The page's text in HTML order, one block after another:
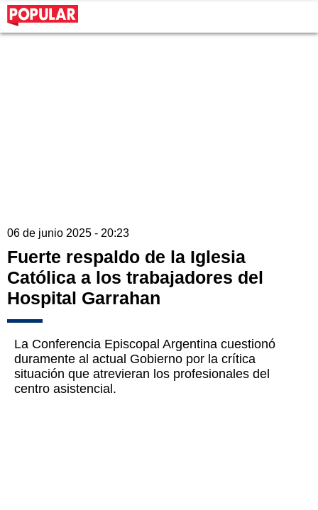
06 de junio 2025 - 20:23
Fuerte respaldo de la Iglesia
Católica a los trabajadores del
Hospital Garrahan
La Conferencia Episcopal Argentina cuestionó
duramente al actual Gobierno por la crítica
situación que atrevieran los profesionales del
centro asistencial.